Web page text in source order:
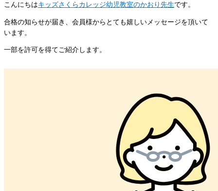
こんにちはキッズさくらカレッジ幼児教室のかおり先生です。
合格の知らせが届き、会員様からとても嬉しいメッセージを頂いて
います。
一部を許可を得てご紹介します。